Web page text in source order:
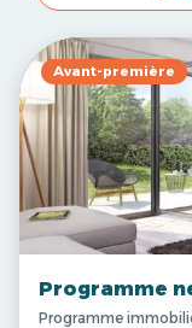
Avant-première
Programme
Programme